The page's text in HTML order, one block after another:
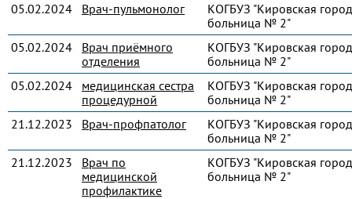
05.02.2024
Врач-пульмонолог
КОГБУЗ "Кировская
больница № 2"
05.02.2024
Врач приёмного
отделения
КОГБУЗ "Кировская
больница № 2"
05.02.2024
медицинская сестра
процедурной
КОГБУЗ "Кировская
больница № 2"
21.12.2023
Врач-профпатолог
КОГБУЗ "Кировская
больница № 2"
21.12.2023
Врач по
медицинской
профилактике
КОГБУЗ "Кировская
больница № 2"